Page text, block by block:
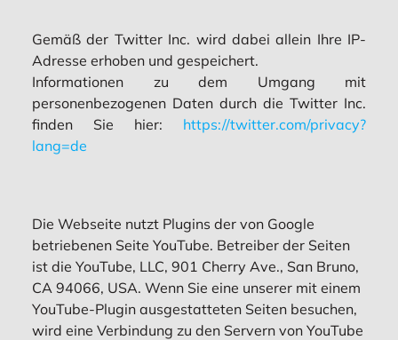
Gemäß der Twitter Inc. wird dabei allein Ihre IP-
Adresse erhoben und gespeichert.
Informationen zu dem Umgang mit
personenbezogenen Daten durch die Twitter Inc.
finden Sie hier: https://twitter.com/privacy?
lang=de
Die Webseite nutzt Plugins der von Google
betriebenen Seite YouTube. Betreiber der Seiten
ist die YouTube, LLC, 901 Cherry Ave., San Bruno,
CA 94066, USA. Wenn Sie eine unserer mit einem
YouTube-Plugin ausgestatteten Seiten besuchen,
wird eine Verbindung zu den Servern von YouTube